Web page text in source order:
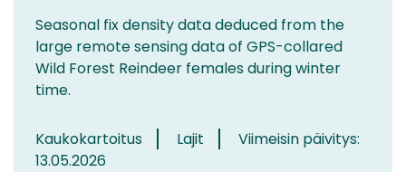
Seasonal fix density data deduced from the
large remote sensing data of GPS-collared
Wild Forest Reindeer females during winter
time.
Kaukokartoitus Lajit
Viimeisin päivitys:
13.05.2026